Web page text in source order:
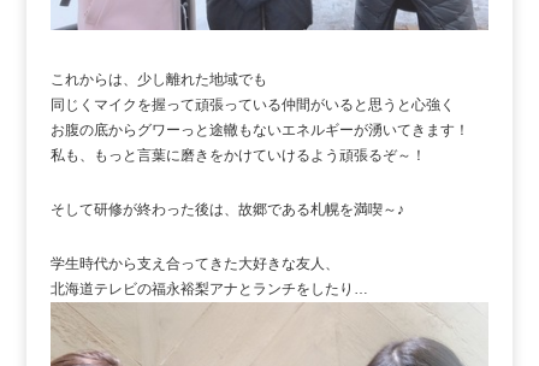
これからは、少し離れた地域でも
同じくマイクを握って頑張っている仲間がいると思うと心強く
お腹の底からグワーっと途轍もないエネルギーが湧いてきます！
私も、もっと言葉に磨きをかけていけるよう頑張るぞ～！
そして研修が終わった後は、故郷である札幌を満喫～♪
学生時代から支え合ってきた大好きな友人、
北海道テレビの福永裕梨アナとランチをしたり…